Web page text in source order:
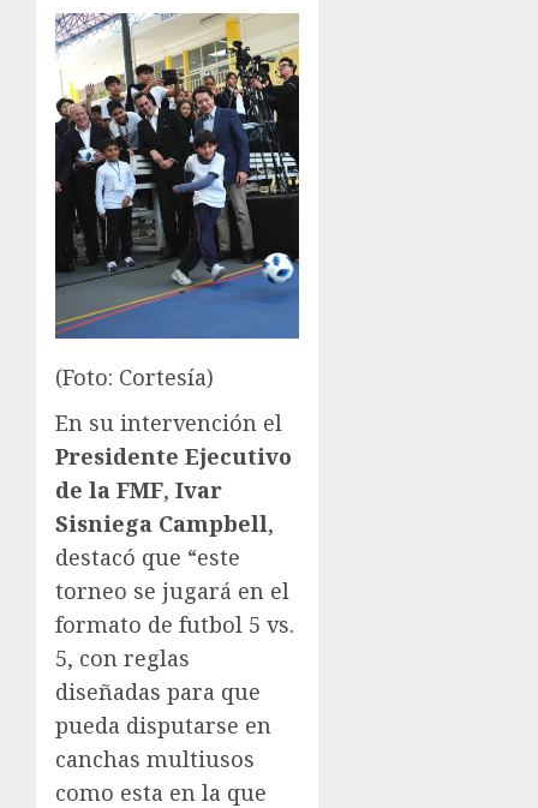
(Foto: Cortesía)
En su intervención el
Presidente Ejecutivo
de la FMF, Ivar
Sisniega Campbell,
destacó que “este
torneo se jugará en el
formato de futbol 5 vs.
5, con reglas
diseñadas para que
pueda disputarse en
canchas multiusos
como esta en la que